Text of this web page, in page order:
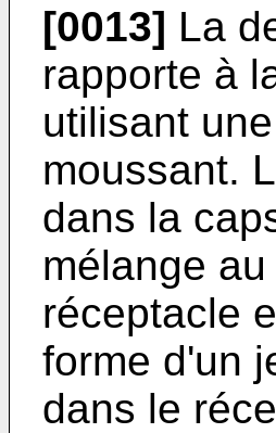
[0013] La
rapporte à
utilisant
moussant.
dans la
mélange
réceptacle
forme d'un
dans le